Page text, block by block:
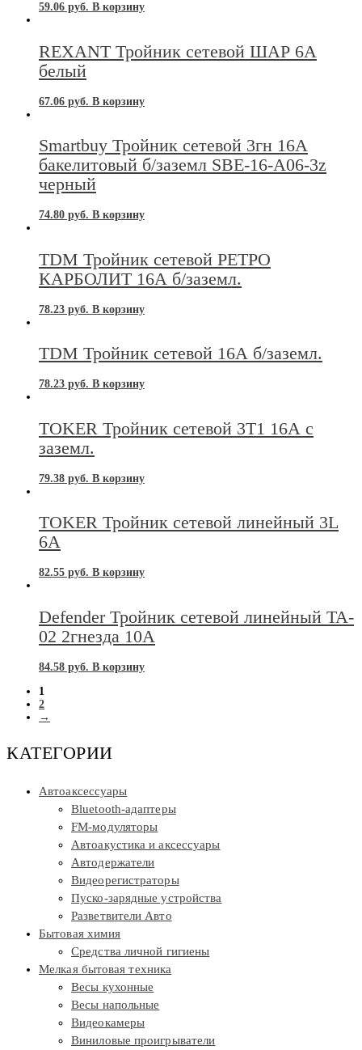
59.06 руб. В корзину
REXANT Тройник сетевой ШАР 6А
белый
67.06 руб. В корзину
Smartbuy Тройник сетевой 3гн 16А
бакелитовый б/заземл SBE-16-A06-3z
черный
74.80 руб. В корзину
TDM Тройник сетевой РЕТРО
КАРБОЛИТ 16А б/заземл.
78.23 руб. В корзину
TDM Тройник сетевой 16А б/заземл.
78.23 руб. В корзину
TOKER Тройник сетевой 3Т1 16А с
заземл.
79.38 руб. В корзину
TOKER Тройник сетевой линейный 3L
6А
82.55 руб. В корзину
Defender Тройник сетевой линейный TA-
02 2гнезда 10А
84.58 руб. В корзину
1
2
→
КАТЕГОРИИ
Автоаксессуары
Bluetooth-адаптеры
FM-модуляторы
Автоакустика и аксессуары
Автодержатели
Видеорегистраторы
Пуско-зарядные устройства
Разветвители Авто
Бытовая химия
Средства личной гигиены
Мелкая бытовая техника
Весы кухонные
Весы напольные
Видеокамеры
Виниловые проигрыватели